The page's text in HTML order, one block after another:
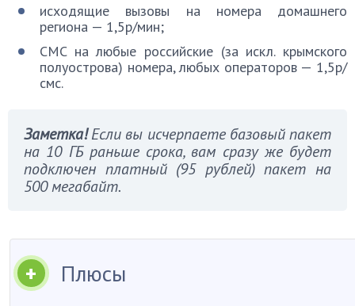
исходящие вызовы на номера домашнего
региона — 1,5p/мин;
CMC на любые российские (за искл. крымского
полуострова) номера, любых операторов — 1,5p/
смс.
Заметка!Если вы исчерпаете базовый пакет
на 10 ГБ раньше срока, вам сразу же будет
подключен платный (95 рублей) пакет на
500 мегабайт.
Плюсы